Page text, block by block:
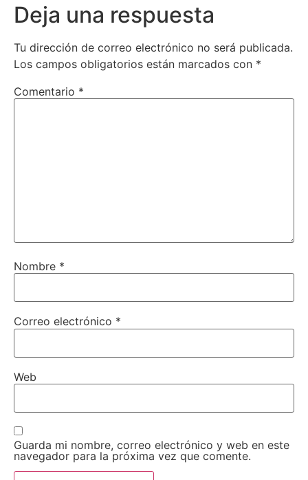
Deja una respuesta
Tu dirección de correo electrónico no será publicada.
Los campos obligatorios están marcados con *
Comentario *
Nombre *
Correo electrónico *
Web
Guarda mi nombre, correo electrónico y web en este
navegador para la próxima vez que comente.